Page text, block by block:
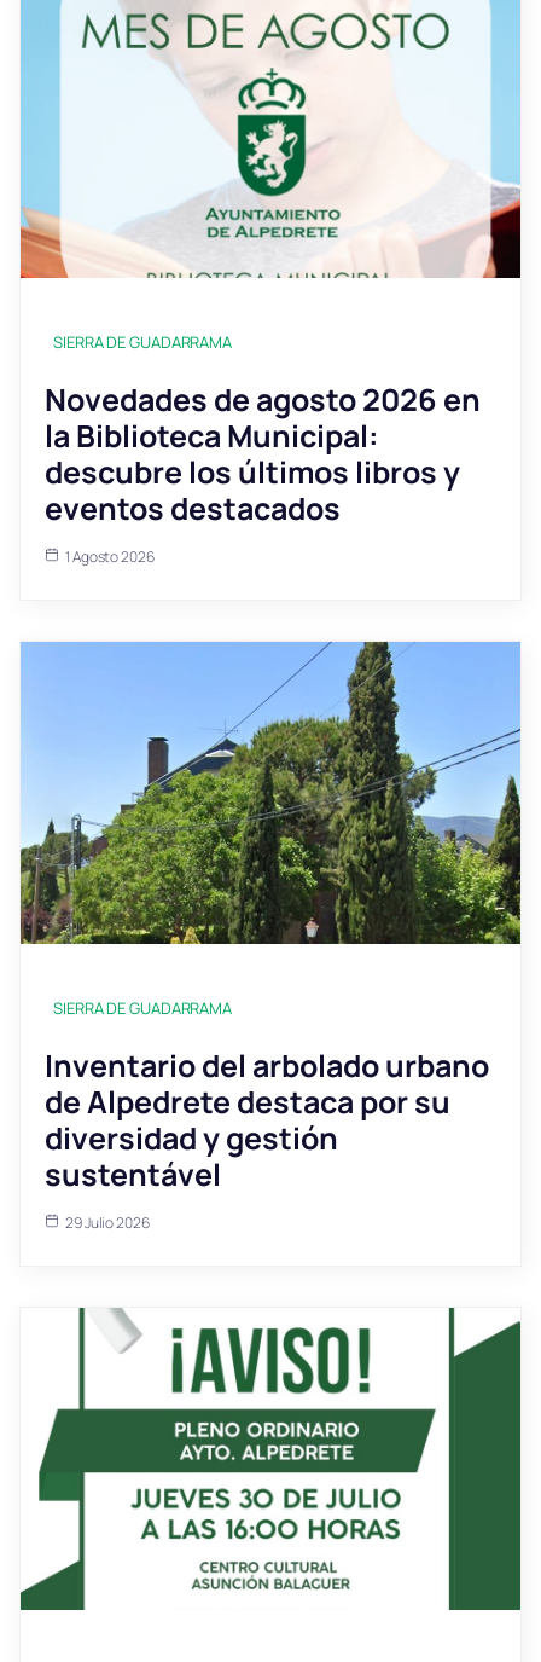
SIERRA DE GUADARRAMA
Novedades de agosto 2026 en
la Biblioteca Municipal:
descubre los últimos libros y
eventos destacados
1 Agosto 2026
SIERRA DE GUADARRAMA
Inventario del arbolado urbano
de Alpedrete destaca por su
diversidad y gestión
sustentável
29 Julio 2026